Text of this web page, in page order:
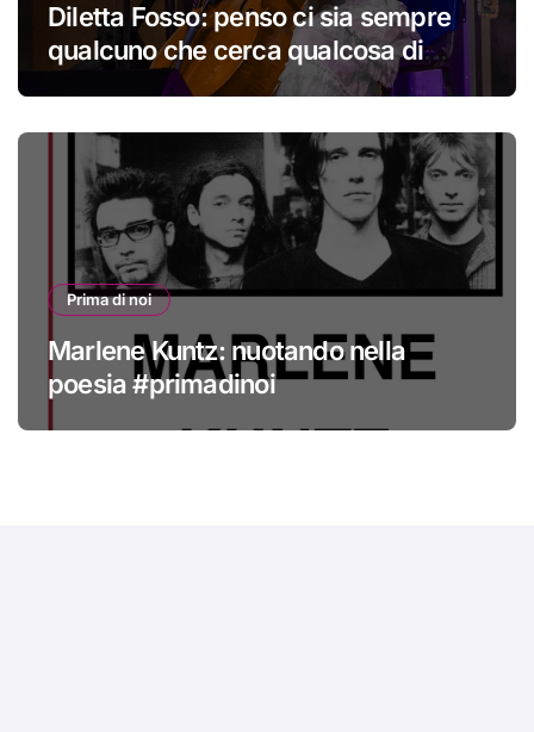
Diletta Fosso: penso ci sia sempre
qualcuno che cerca qualcosa di
Prima di noi
Marlene Kuntz: nuotando nella
poesia #primadinoi